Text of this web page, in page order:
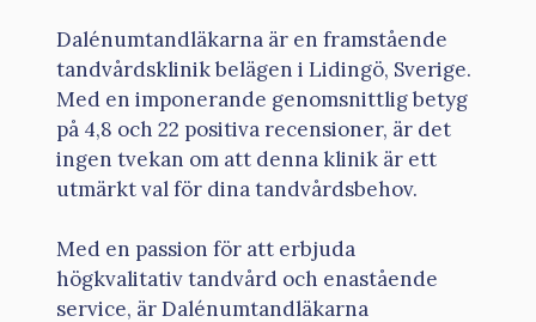
Dalénumtandläkarna är en framstående
tandvårdsklinik belägen i Lidingö, Sverige.
Med en imponerande genomsnittlig betyg
på 4,8 och 22 positiva recensioner, är det
ingen tvekan om att denna klinik är ett
utmärkt val för dina tandvårdsbehov.
Med en passion för att erbjuda
högkvalitativ tandvård och enastående
service, är Dalénumtandläkarna